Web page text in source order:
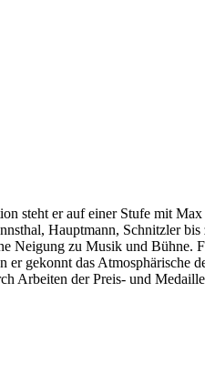
steht er auf einer Stufe mit
Hauptmann, Schnitzler
Neigung zu Musik und Bühne.
gekonnt das Atmosphärische
Arbeiten der Preis- und